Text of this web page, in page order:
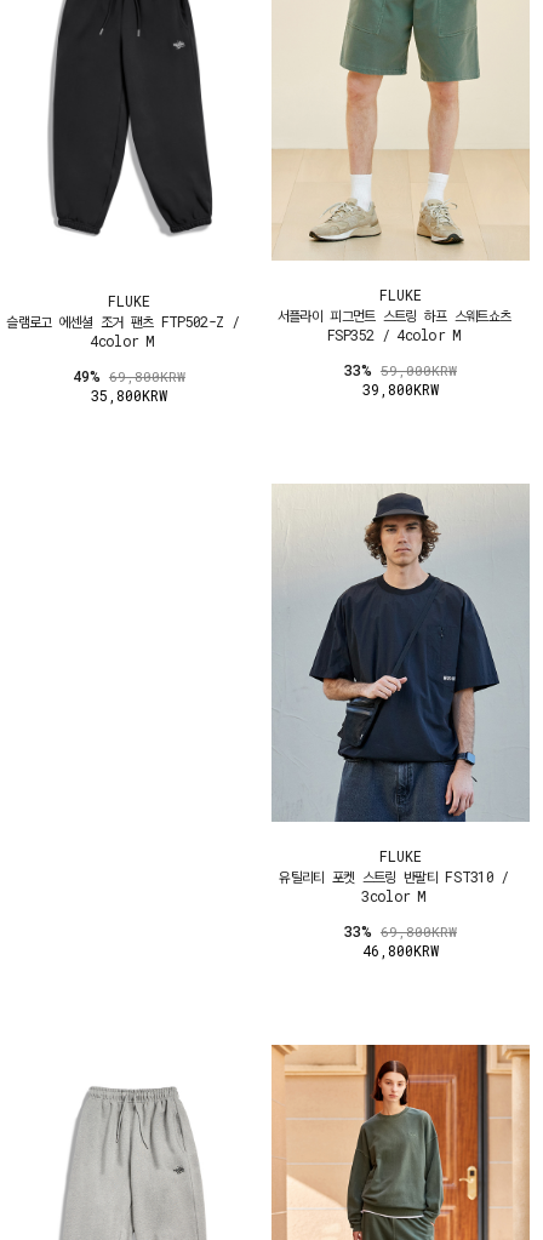
FLUKE
슬램로고 에센셜 조거 팬츠 FTP502-Z /
4color M
49% 69,800KRW
35,800KRW
FLUKE
서플라이 피그먼트 스트링 하프 스웨트쇼츠
FSP352 / 4color M
33% 59,000KRW
39,800KRW
FLUKE
유틸리티 포켓 스트링 반팔티 FST310 /
3color M
33% 69,800KRW
46,800KRW